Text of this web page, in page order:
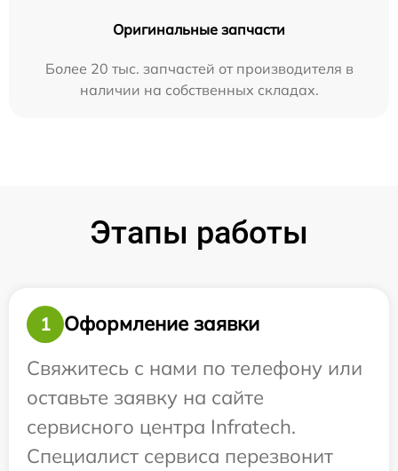
Оригинальные запчасти
Более 20 тыс. запчастей от производителя в
наличии на собственных складах.
Этапы работы
1
Оформление заявки
Свяжитесь с нами по телефону или
оставьте заявку на сайте
сервисного центра Infratech.
Специалист сервиса перезвонит